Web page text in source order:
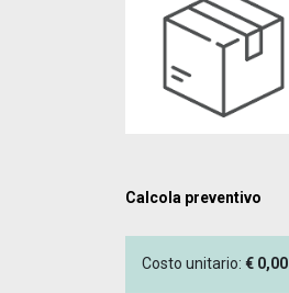
Calcola preventivo
Costo unitario: € 0,00